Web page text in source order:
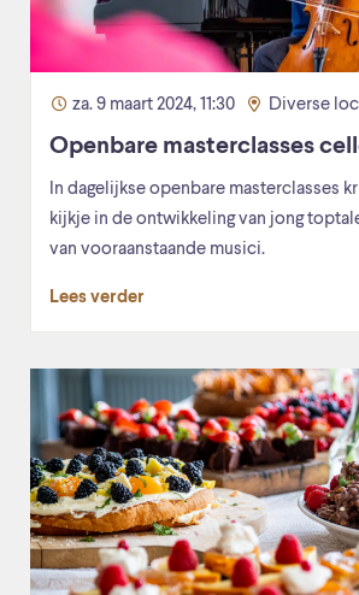
za. 9 maart 2024, 11:30 Diverse
Openbare masterclasses
In dagelijkse openbare masterclasses
kijkje in de ontwikkeling van jong
van vooraanstaande musici.
Lees verder